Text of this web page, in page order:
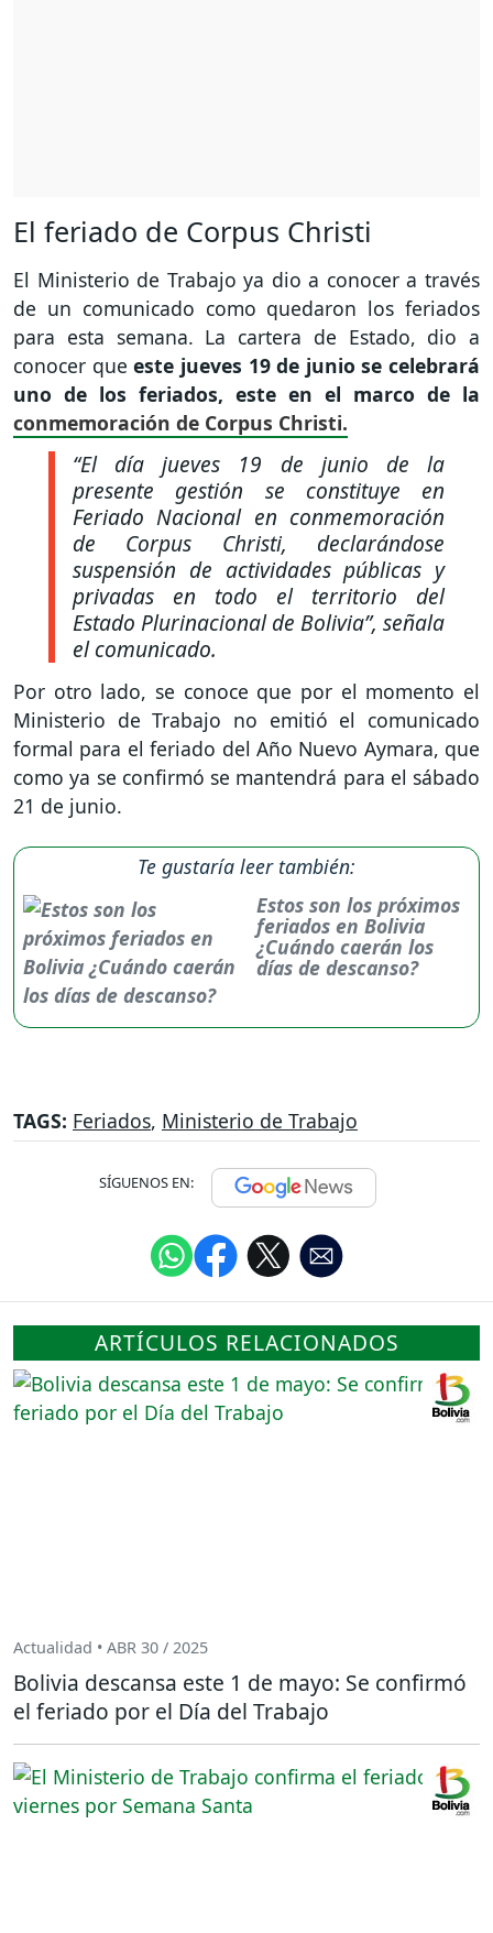
El feriado de Corpus Christi
El Ministerio de Trabajo ya dio a conocer a través
de un comunicado como quedaron los feriados
para esta semana. La cartera de Estado, dio a
conocer que este jueves 19 de junio se celebrará
uno de los feriados, este en el marco de la
conmemoración de Corpus Christi.
“El día jueves 19 de junio de la
presente gestión se constituye en
Feriado Nacional en conmemoración
de Corpus Christi, declarándose
suspensión de actividades públicas y
privadas en todo el territorio del
Estado Plurinacional de Bolivia”, señala
el comunicado.
Por otro lado, se conoce que por el momento el
Ministerio de Trabajo no emitió el comunicado
formal para el feriado del Año Nuevo Aymara, que
como ya se confirmó se mantendrá para el sábado
21 de junio.
Te gustaría leer también:
Estos son los próximos
feriados en Bolivia
¿Cuándo caerán los
días de descanso?
TAGS: Feriados, Ministerio de Trabajo
SÍGUENOS EN:
ARTÍCULOS RELACIONADOS
Actualidad • ABR 30 / 2025
Bolivia descansa este 1 de mayo: Se confirmó
el feriado por el Día del Trabajo